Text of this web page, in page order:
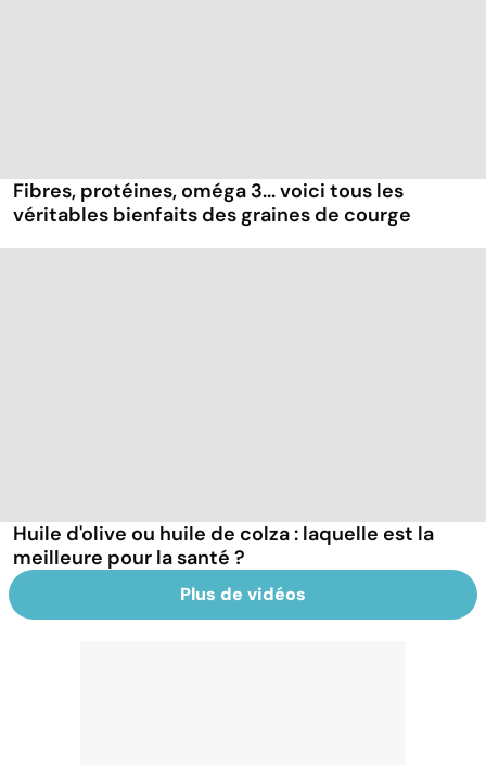
Fibres, protéines, oméga 3... voici tous les
véritables bienfaits des graines de courge
Huile d'olive ou huile de colza : laquelle est la
meilleure pour la santé ?
Plus de vidéos